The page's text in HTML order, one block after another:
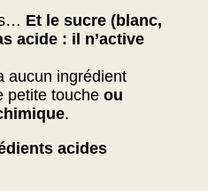
Et le sucre (blanc,
acide : il n’active
aucun ingrédient
petite touche ou
.
acides